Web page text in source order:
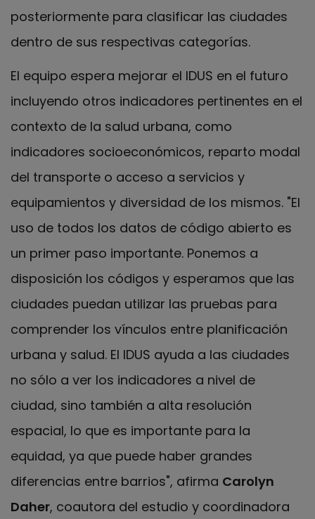
posteriormente para clasificar las ciudades
dentro de sus respectivas categorías.
El equipo espera mejorar el IDUS en el futuro
incluyendo otros indicadores pertinentes en el
contexto de la salud urbana, como
indicadores socioeconómicos, reparto modal
del transporte o acceso a servicios y
equipamientos y diversidad de los mismos. "El
uso de todos los datos de código abierto es
un primer paso importante. Ponemos a
disposición los códigos y esperamos que las
ciudades puedan utilizar las pruebas para
comprender los vínculos entre planificación
urbana y salud. El IDUS ayuda a las ciudades
no sólo a ver los indicadores a nivel de
ciudad, sino también a alta resolución
espacial, lo que es importante para la
equidad, ya que puede haber grandes
diferencias entre barrios", afirma Carolyn
Daher, coautora del estudio y coordinadora